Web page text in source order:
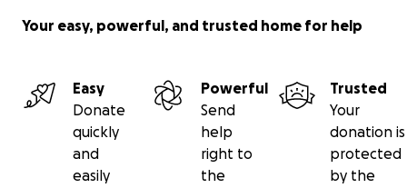
Your easy, powerful, and trusted home for help
Easy
Donate
quickly
and
easily
Powerful
Send
help
right to
the
Trusted
Your
donation is
protected
by the